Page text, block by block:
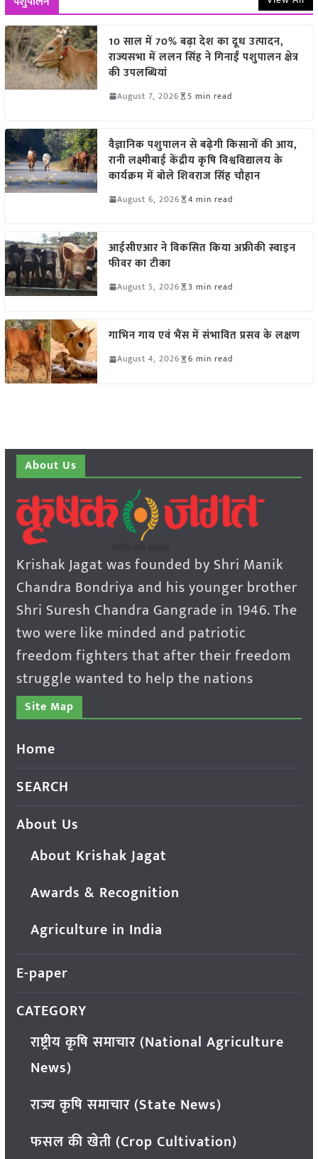
10 साल में 70% बढ़ा देश का दूध उत्पादन,
राज्यसभा में ललन सिंह ने गिनाईं पशुपालन क्षेत्र
की उपलब्धियां
August 7, 2026 5 min read
वैज्ञानिक पशुपालन से बढ़ेगी किसानों की आय,
रानी लक्ष्मीबाई केंद्रीय कृषि विश्वविद्यालय के
कार्यक्रम में बोले शिवराज सिंह चौहान
August 6, 2026 4 min read
आईसीएआर ने विकसित किया अफ्रीकी स्वाइन
फीवर का टीका
August 5, 2026 3 min read
गाभिन गाय एवं भैंस में संभावित प्रसव के लक्षण
August 4, 2026 6 min read
About Us
Krishak Jagat was founded by Shri Manik
Chandra Bondriya and his younger brother
Shri Suresh Chandra Gangrade in 1946. The
two were like minded and patriotic
freedom fighters that after their freedom
struggle wanted to help the nations
Site Map
Home
SEARCH
About Us
About Krishak Jagat
Awards & Recognition
Agriculture in India
E-paper
CATEGORY
राष्ट्रीय कृषि समाचार (National Agriculture
News)
राज्य कृषि समाचार (State News)
फसल की खेती (Crop Cultivation)